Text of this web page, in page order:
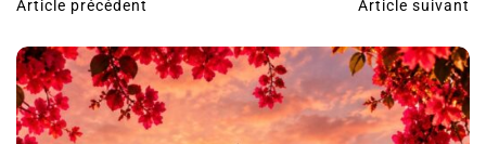
N
a
v
i
Article précédent Article suivant